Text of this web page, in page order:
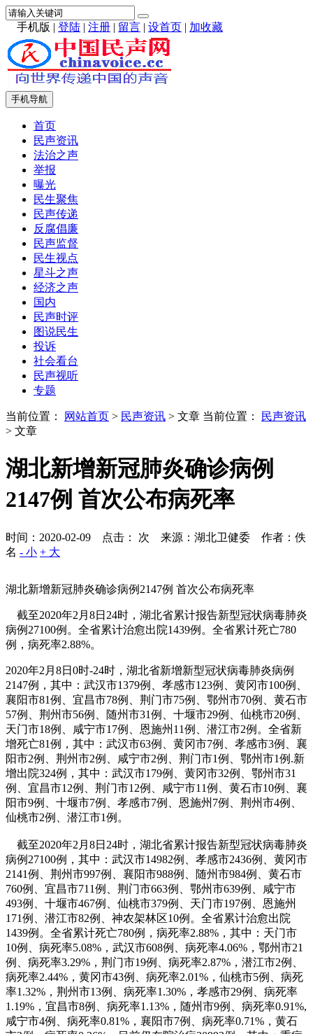
手机版 | 登陆 | 注册 | 留言 | 设首页 | 加收藏
手机导航
首页
民声资讯
法治之声
举报
曝光
民生聚焦
民声传递
反腐倡廉
民声监督
民生视点
星斗之声
经济之声
国内
民声时评
图说民生
投诉
社会看台
民声视听
专题
当前位置： 网站首页 > 民声资讯 > 文章 当前位置：
民声资讯
> 文章
湖北新增新冠肺炎确诊病例
2147例 首次公布病死率
时间：2020-02-09 点击： 次 来源：湖北卫健委 作者：佚
名 - 小 + 大
湖北新增新冠肺炎确诊病例2147例 首次公布病死率
截至2020年2月8日24时，湖北省累计报告新型冠状病毒肺炎
病例27100例。全省累计治愈出院1439例。全省累计死亡780
例，病死率2.88%。
2020年2月8日0时-24时，湖北省新增新型冠状病毒肺炎病例
2147例，其中：武汉市1379例、孝感市123例、黄冈市100例、
襄阳市81例、宜昌市78例、荆门市75例、鄂州市70例、黄石市
57例、荆州市56例、随州市31例、十堰市29例、仙桃市20例、
天门市18例、咸宁市17例、恩施州11例、潜江市2例。全省新
增死亡81例，其中：武汉市63例、黄冈市7例、孝感市3例、襄
阳市2例、荆州市2例、咸宁市2例、荆门市1例、鄂州市1例.新
增出院324例，其中：武汉市179例、黄冈市32例、鄂州市31
例、宜昌市12例、荆门市12例、咸宁市11例、黄石市10例、襄
阳市9例、十堰市7例、孝感市7例、恩施州7例、荆州市4例、
仙桃市2例、潜江市1例。
截至2020年2月8日24时，湖北省累计报告新型冠状病毒肺炎
病例27100例，其中：武汉市14982例、孝感市2436例、黄冈市
2141例、荆州市997例、襄阳市988例、随州市984例、黄石市
760例、宜昌市711例、荆门市663例、鄂州市639例、咸宁市
493例、十堰市467例、仙桃市379例、天门市197例、恩施州
171例、潜江市82例、神农架林区10例。全省累计治愈出院
1439例。全省累计死亡780例，病死率2.88%，其中：天门市
10例、病死率5.08%，武汉市608例、病死率4.06%，鄂州市21
例、病死率3.29%，荆门市19例、病死率2.87%，潜江市2例、
病死率2.44%，黄冈市43例、病死率2.01%，仙桃市5例、病死
率1.32%，荆州市13例、病死率1.30%，孝感市29例、病死率
1.19%，宜昌市8例、病死率1.13%，随州市9例、病死率0.91%,
咸宁市4例、病死率0.81%，襄阳市7例、病死率0.71%，黄石